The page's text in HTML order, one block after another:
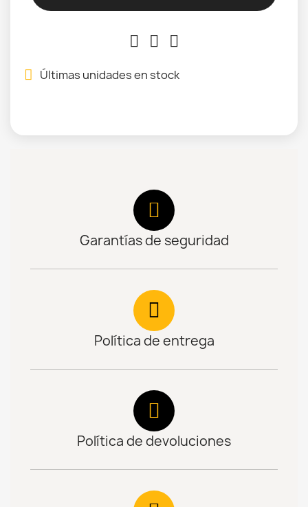
Últimas unidades en stock
Garantías de seguridad
Política de entrega
Política de devoluciones